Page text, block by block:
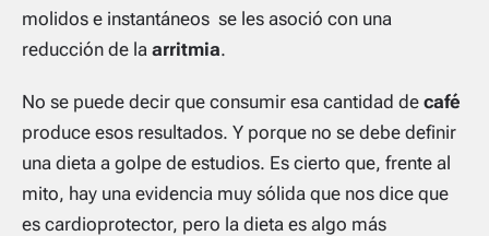
molidos e instantáneos se les asoció con una
reducción de la arritmia.
No se puede decir que consumir esa cantidad de café
produce esos resultados. Y porque no se debe definir
una dieta a golpe de estudios. Es cierto que, frente al
mito, hay una evidencia muy sólida que nos dice que
es cardioprotector, pero la dieta es algo más